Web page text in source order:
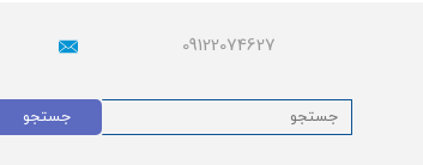
09122074627
جستجو